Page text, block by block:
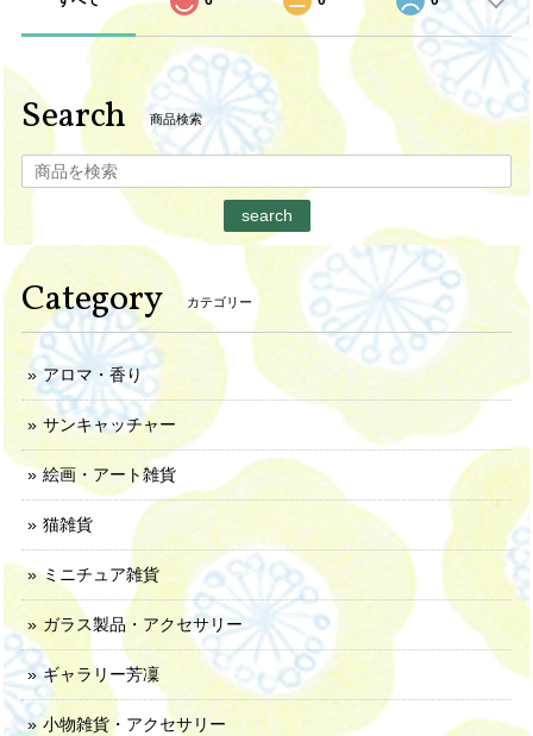
Search 商品検索
search
Category カテゴリー
アロマ・香り
サンキャッチャー
絵画・アート雑貨
猫雑貨
ミニチュア雑貨
ガラス製品・アクセサリー
ギャラリー芳凜
小物雑貨・アクセサリー